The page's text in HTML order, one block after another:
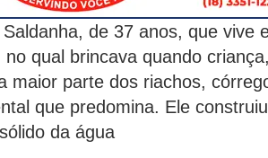
de 37 anos, que vive
qual brincava quando
maior parte dos riachos,
que predomina. Ele
da água